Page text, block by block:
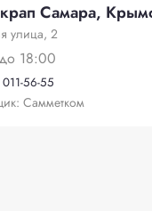
Самара,
улица, 2
18:00
56-55
Самметком